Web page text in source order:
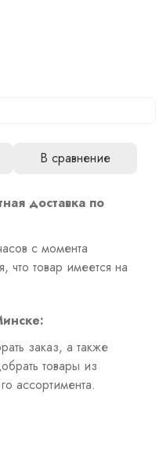
В сравнение
доставка по
с момента
что товар имеется на
заказ, а также
товары из
ассортимента.